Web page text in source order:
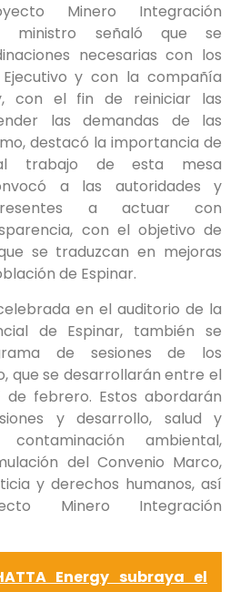
Minero Integración
ministro señaló que se
necesarias con los
y con la compañía
con el fin de reiniciar las
las demandas de las
destacó la importancia de
trabajo de esta mesa
a las autoridades y
a actuar con
con el objetivo de
se traduzcan en mejoras
de Espinar.
en el auditorio de la
de Espinar, también se
de sesiones de los
que se desarrollarán entre el
febrero. Estos abordarán
y desarrollo, salud y
ambiental,
del Convenio Marco,
y derechos humanos, así
Minero Integración
Energy subraya el